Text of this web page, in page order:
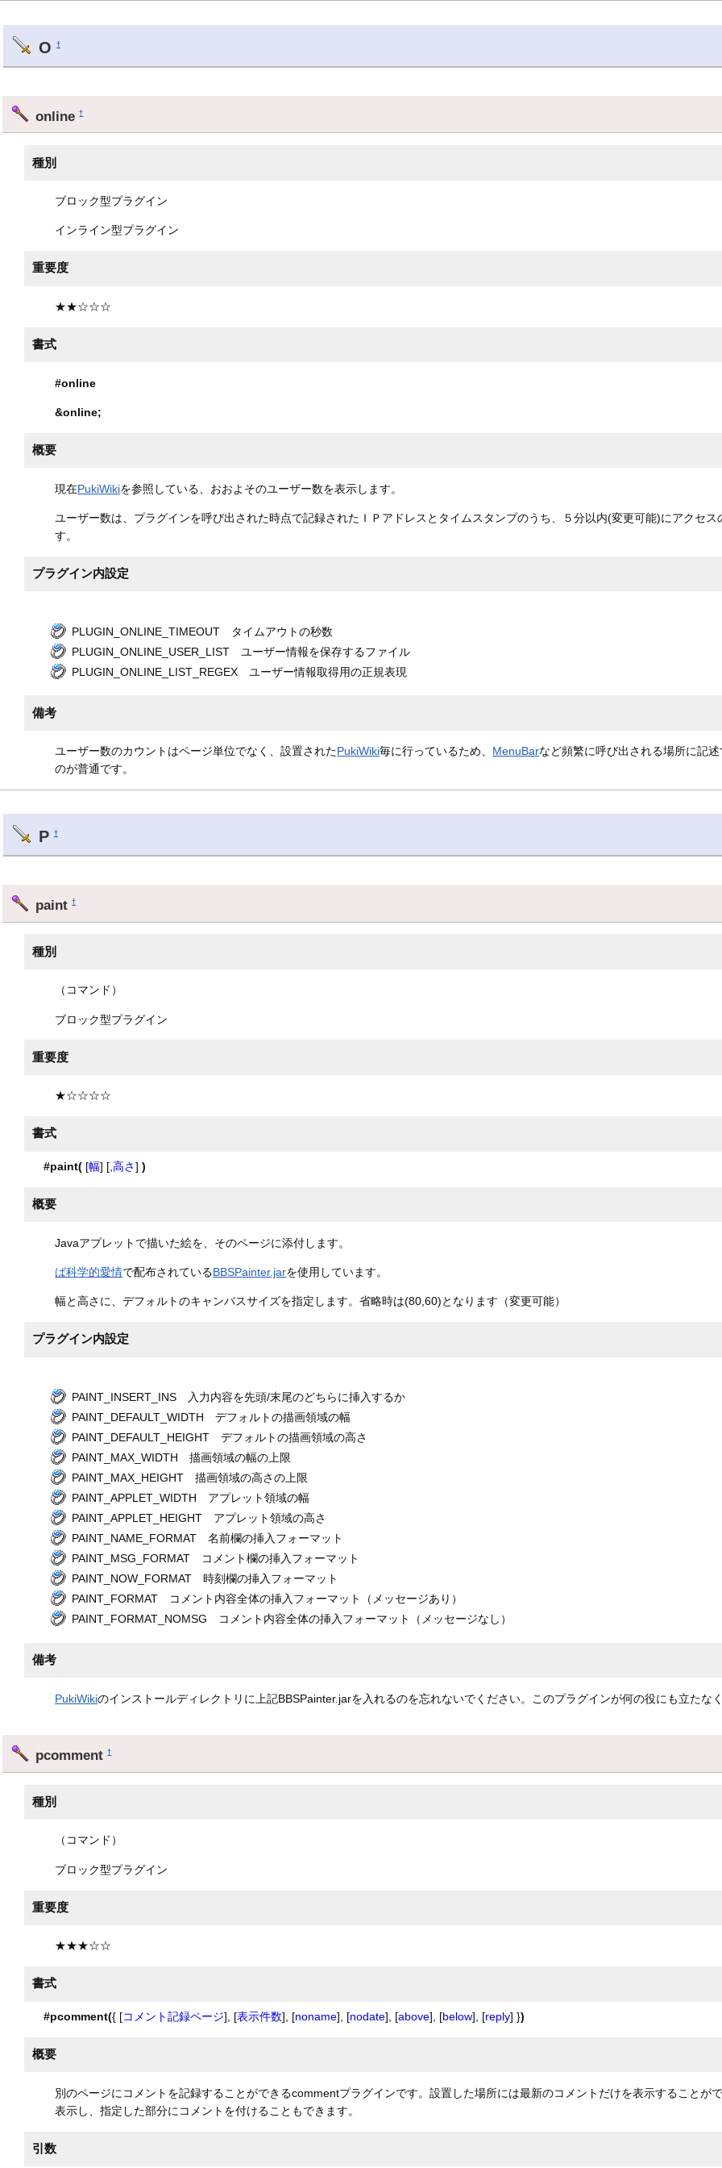
O †
online†
種別
ブロック型プラグイン
インライン型プラグイン
重要度
★★☆☆☆
書式
#online
&online;
概要
現在PukiWikiを参照している、おおよそのユーザー数を表示します。
ユーザー数は、プラグインを呼び出された時点で記録されたＩＰアドレスとタイムスタンプのうち、５分以内(変更可能)にアクセ
す。
プラグイン内設定
PLUGIN_ONLINE_TIMEOUT タイムアウトの秒数
PLUGIN_ONLINE_USER_LIST ユーザー情報を保存するファイル
PLUGIN_ONLINE_LIST_REGEX ユーザー情報取得用の正規表現
備考
ユーザー数のカウントはページ単位でなく、設置されたPukiWiki毎に行っているため、 MenuBarなど頻繁に呼び出される場所に記
のが普通です。
P †
paint†
種別
（コマンド）
ブロック型プラグイン
重要度
★☆☆☆☆
書式
#paint([幅] [, 高さ] )
概要
Javaアプレットで描いた絵を、そのページに添付します。
ば科学的愛情で配布されているBBSPainter.jarを使用しています。
幅と高さに、デフォルトのキャンバスサイズを指定します。省略時は(80,60)となります（変更可能）
プラグイン内設定
PAINT_INSERT_INS 入力内容を先頭/末尾のどちらに挿入するか
PAINT_DEFAULT_WIDTH デフォルトの描画領域の幅
PAINT_DEFAULT_HEIGHT デフォルトの描画領域の高さ
PAINT_MAX_WIDTH 描画領域の幅の上限
PAINT_MAX_HEIGHT 描画領域の高さの上限
PAINT_APPLET_WIDTH アプレット領域の幅
PAINT_APPLET_HEIGHT アプレット領域の高さ
PAINT_NAME_FORMAT 名前欄の挿入フォーマット
PAINT_MSG_FORMAT コメント欄の挿入フォーマット
PAINT_NOW_FORMAT 時刻欄の挿入フォーマット
PAINT_FORMAT コメント内容全体の挿入フォーマット（メッセージあり）
PAINT_FORMAT_NOMSG コメント内容全体の挿入フォーマット（メッセージなし）
備考
PukiWikiのインストールディレクトリに上記BBSPainter.jarを入れるのを忘れないでください。このプラグインが何の役にも立たなく
pcomment†
種別
（コマンド）
ブロック型プラグイン
重要度
★★★☆☆
書式
#pcomment({ [コメント記録ページ], [表示件数], [noname], [nodate], [above], [below], [reply] })
概要
別のページにコメントを記録することができるcommentプラグインです。設置した場所には最新のコメントだけを表示することが
表示し、指定した部分にコメントを付けることもできます。
引数